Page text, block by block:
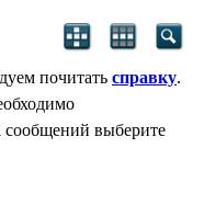
почитать справку.
сообщений выберите